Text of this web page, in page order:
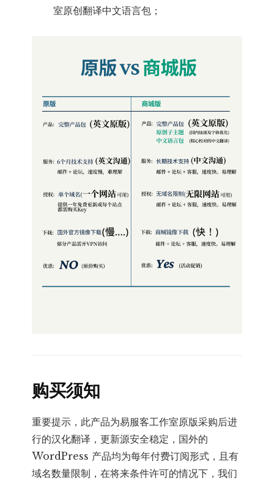
室原创翻译中文语言包；
购买须知
重要提示，此产品为易服客工作室原版采购后进
行的汉化翻译，更新源安全稳定，国外的
WordPress 产品均为每年付费订阅形式，且有
域名数量限制，在将来条件许可的情况下，我们